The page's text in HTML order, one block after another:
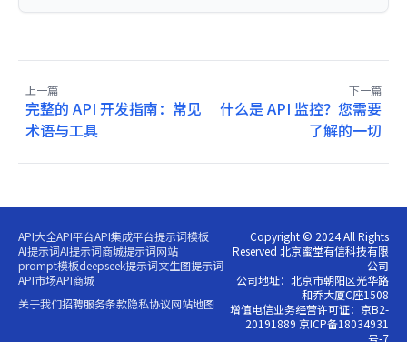
上一篇
完整的 API 开发指南：常见
术语与工具
下一篇
什么是 API 监控？您需要
了解的一切
API大全API平台API集成平台提示词模板
AI提示词AI提示词商城提示词网站
prompt模板deepseek提示词文生图提示词
API市场API商城
关于我们招聘服务条款隐私协议网站地图
Copyright © 2024 All Rights
Reserved 北京蜜堂有信科技有限
公司
公司地址：北京市朝阳区光华路
和乔大厦C座1508
增值电信业务经营许可证：京B2-
20191889 京ICP备18034931
号-7